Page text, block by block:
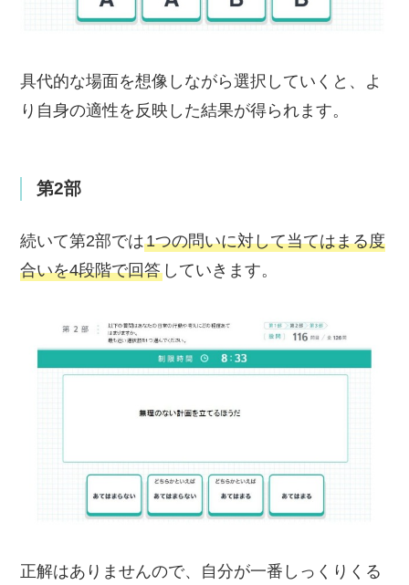
具代的な場面を想像しながら選択していくと、よ
り自身の適性を反映した結果が得られます。
第2部
続いて第2部では1つの問いに対して当てはまる度
合いを4段階で回答 していきます。
正解はありませんので、自分が一番しっくりくる